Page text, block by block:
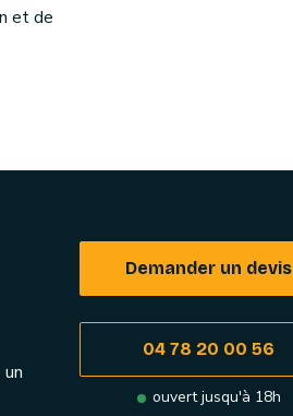
et de
Demander un devis
04 78 20 00 56
ouvert jusqu'à 18h